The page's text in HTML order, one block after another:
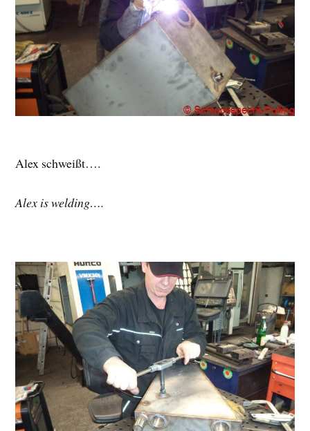
Alex schweißt….
Alex is welding….